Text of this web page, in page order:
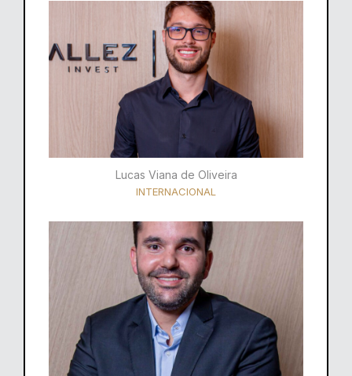
Lucas Viana de Oliveira
INTERNACIONAL